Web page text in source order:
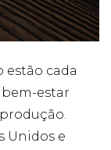
estão cada
estar
Unidos e
Eles